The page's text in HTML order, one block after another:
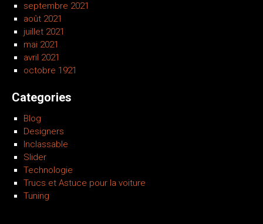
septembre 2021
août 2021
juillet 2021
mai 2021
avril 2021
octobre 1921
Categories
Blog
Designers
Inclassable
Slider
Technologie
Trucs et Astuce pour la voiture
Tuning